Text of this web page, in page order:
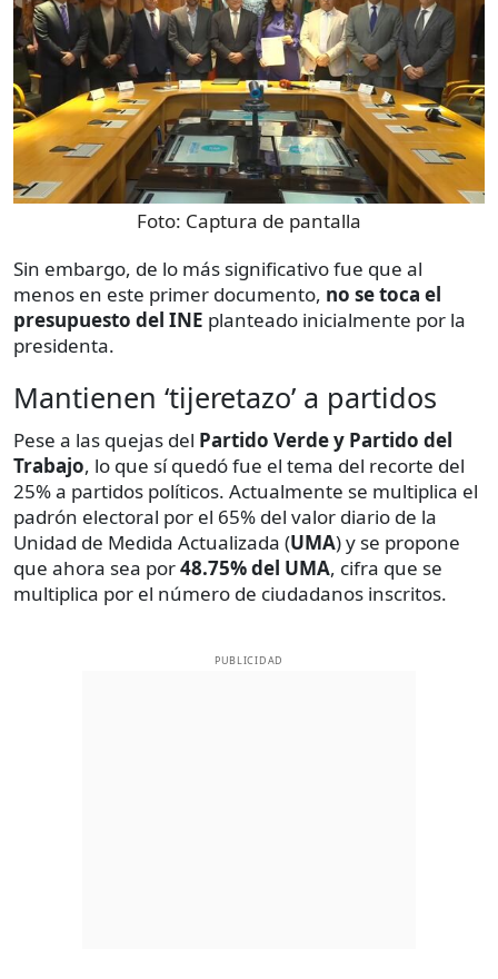
Foto: Captura de pantalla
Sin embargo, de lo más significativo fue que al
menos en este primer documento, no se toca el
presupuesto del INE planteado inicialmente por la
presidenta.
Mantienen ‘tijeretazo’ a partidos
Pese a las quejas del Partido Verde y Partido del
Trabajo, lo que sí quedó fue el tema del recorte del
25% a partidos políticos. Actualmente se multiplica el
padrón electoral por el 65% del valor diario de la
Unidad de Medida Actualizada (UMA) y se propone
que ahora sea por48.75% del UMA, cifra que se
multiplica por el número de ciudadanos inscritos.
PUBLICIDAD